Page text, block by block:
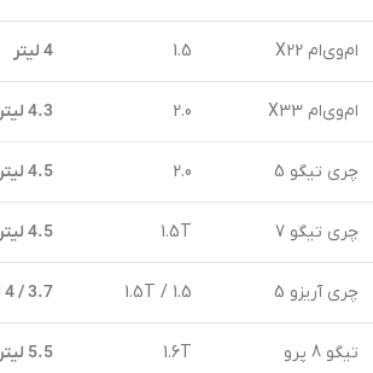
ام‌وی‌ام X22 1.5 4 لیتر
ام‌وی‌ام X33 2.0 4.3 لیتر
چری تیگو 5 2.0 4.5 لیتر
چری تیگو 7 1.5T 4.5 لیتر
چری آریزو 5 1.5 / 1.5T 3.7 / 4 لیتر
تیگو 8 پرو 1.6T 5.5 لیتر